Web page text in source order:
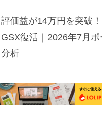
評価益が14万円を突破
GSX復活｜2026年7月
分析